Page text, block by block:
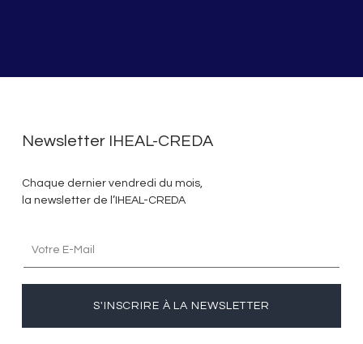
Newsletter IHEAL-CREDA
Chaque dernier vendredi du mois,
la newsletter de l’IHEAL-CREDA
S'INSCRIRE À LA NEWSLETTER